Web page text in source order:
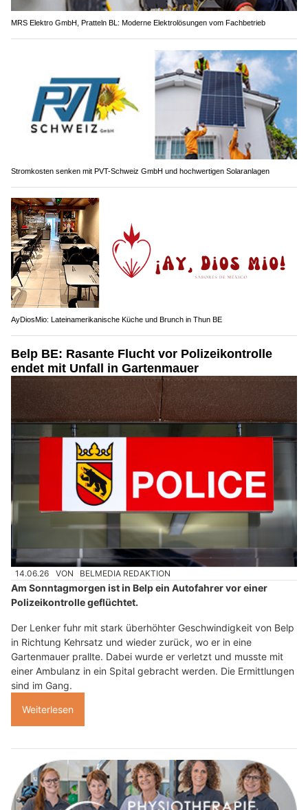
MRS Elektro GmbH, Pratteln BL: Moderne Elektrolösungen vom Fachbetrieb
Stromkosten senken mit PVT-Schweiz GmbH und hochwertigen Solaranlagen
AyDiosMio: Lateinamerikanische Küche und Brunch in Thun BE
Belp BE: Rasante Flucht vor Polizeikontrolle
endet mit Unfall in Gartenmauer
14.06.26 VON BELMEDIA REDAKTION
Am Sonntagmorgen ist in Belp ein Autofahrer vor einer
Polizeikontrolle geflüchtet.
Der Lenker fuhr mit stark überhöhter Geschwindigkeit von Belp
in Richtung Kehrsatz und wieder zurück, wo er in eine
Gartenmauer prallte. Dabei wurde er verletzt und musste mit
einer Ambulanz in ein Spital gebracht werden. Die Ermittlungen
sind im Gang.
Weiterlesen